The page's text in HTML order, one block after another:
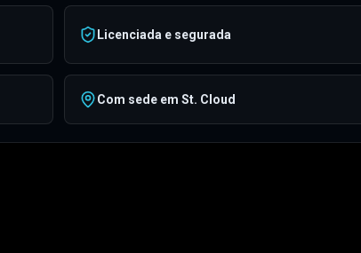
Licenciada e segurada
Com sede em St. Cloud